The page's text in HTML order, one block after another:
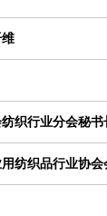
织行业分会秘书
纺织品行业协会